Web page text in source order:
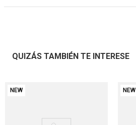
QUIZÁS TAMBIÉN TE INTERESE
NEW NEW